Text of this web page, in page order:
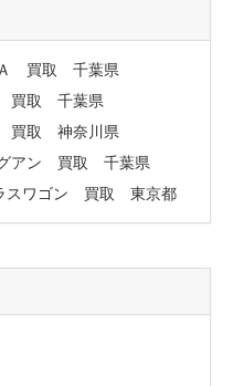
Ａ 買取 千葉県
買取 千葉県
買取 神奈川県
アン 買取 千葉県
スワゴン 買取 東京都